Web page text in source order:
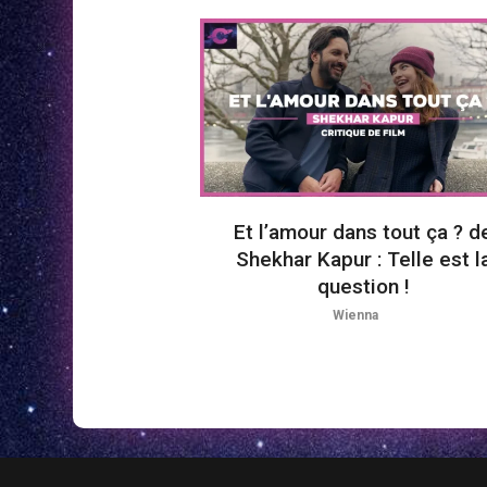
Et l’amour dans tout ça ?
Shekhar Kapur : Telle est
question !
Wienna